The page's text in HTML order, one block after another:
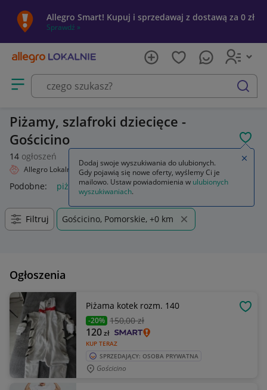
Allegro Smart! Kupuj i sprzedawaj z dostawą za 0 zł
Sprawdź »
Otwórz menu z kategoriami
szukaj
Piżamy, szlafroki dziecięce -
Gościcino
14 ogłoszeń
Allegro Lokalnie Dziecko Odzież Piżamy, szlafroki
Podobne: piżama damska ze szlafrokiem piżamy szlafroki
Filtruj Gościcino, Pomorskie, +0 km
Ogłoszenia
Piżama kotek rozm. 140
-20% 150,00 zł
KUP TERAZ
120zł
SPRZEDAJĄCY: OSOBA PRYWATNA
Gościcino
Dodaj swoje wyszukiwania do ulubionych.
Gdy pojawią się nowe oferty, wyślemy Ci je
mailowo. Ustaw powiadomienia w ulubionych
wyszukiwaniach.